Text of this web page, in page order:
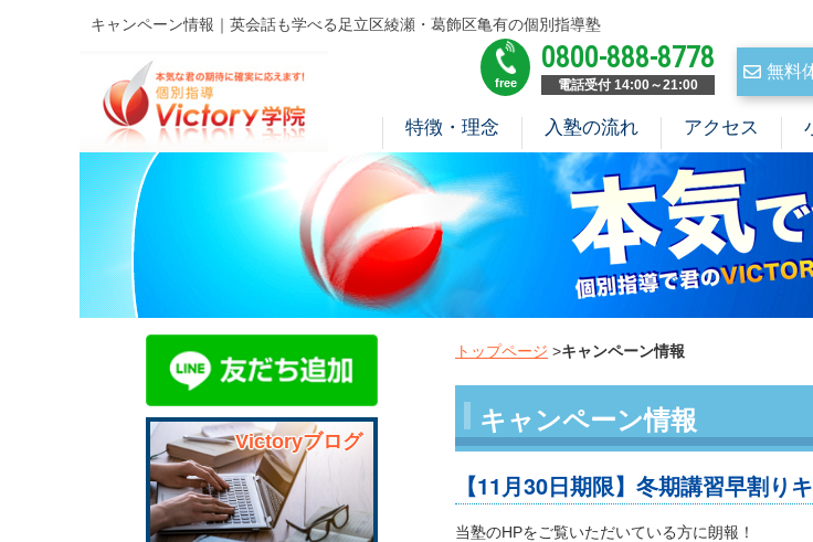
キャンペーン情報｜英会話も学べる足立区綾瀬・葛飾区亀有の個別指導塾
free
0800-888-8778
電話受付 14:00～21:00
無料
特徴・理念 入塾の流れ アクセス
トップページ >キャンペーン情報
キャンペーン情報
【11月30日期限】冬期講習早割り
当塾のHPをご覧いただいている方に朗報！
Victoryブログ